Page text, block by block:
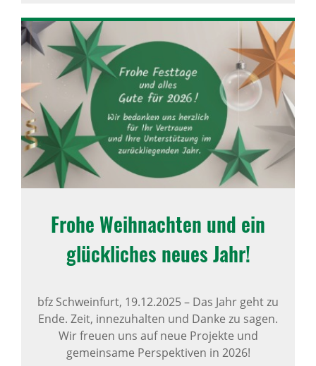
Frohe Weih­nachten und ein
glück­li­ches neues Jahr!
bfz Schweinfurt, 19.12.2025– Das Jahr geht zu
Ende. Zeit, innezuhalten und Danke zu sagen.
Wir freuen uns auf neue Projekte und
gemeinsame Perspektiven in 2026!